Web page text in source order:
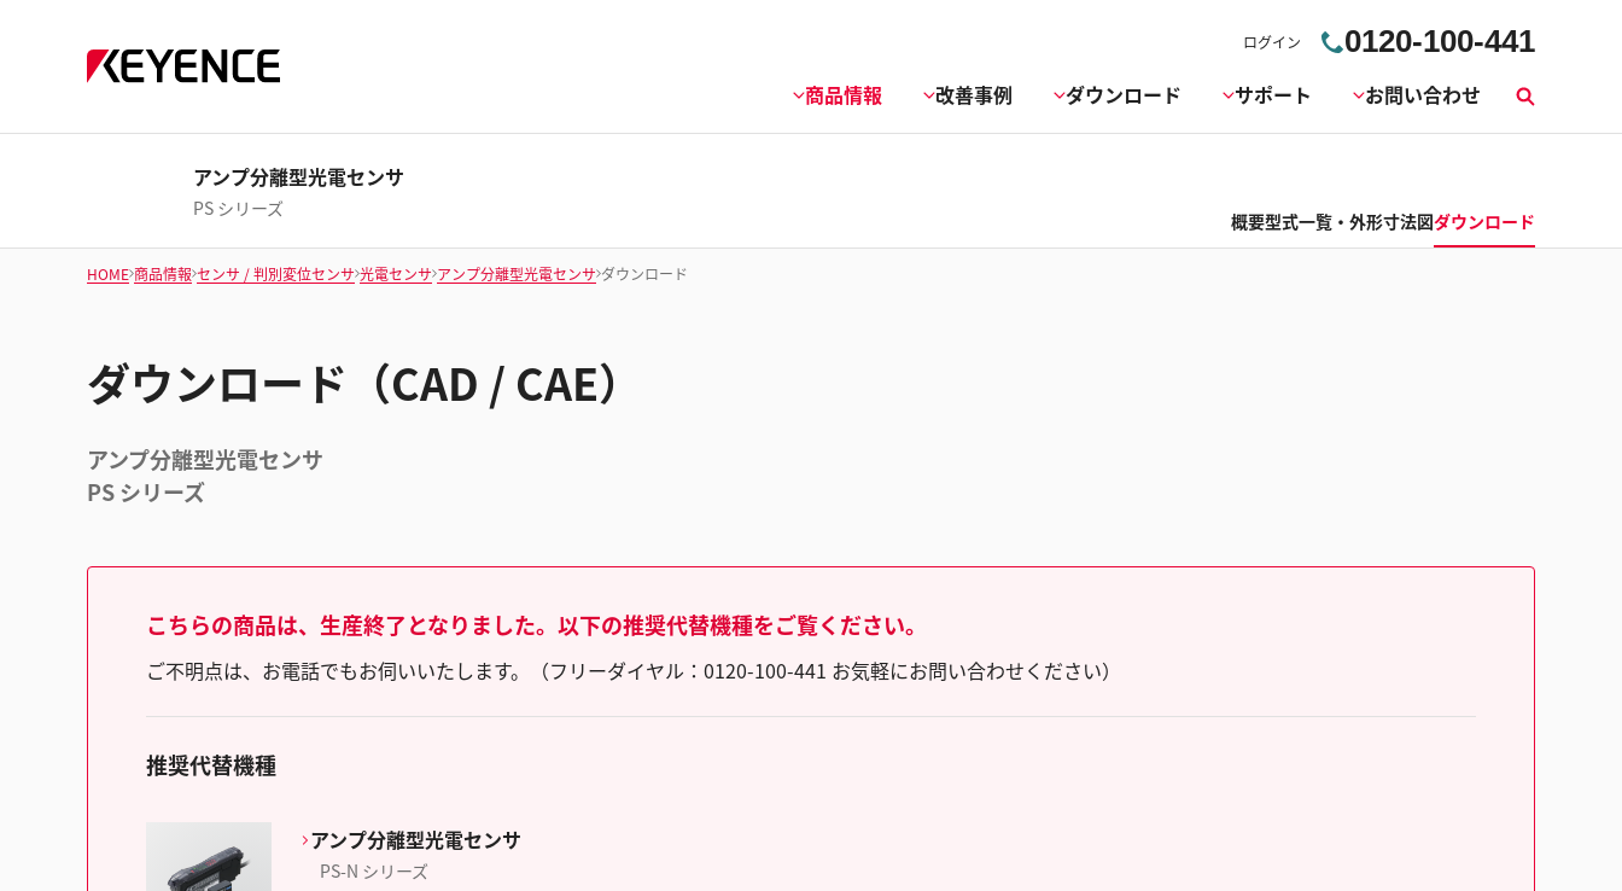
ログイン 0120-100-441
商品情報 改善事例 ダウンロード サポート お問い合わせ
索
アンプ分離型光電センサ
PS シリーズ
概要型式一覧・外形寸法図ダウンロード
HOME 商品情報 センサ / 判別変位センサ 光電センサ アンプ分離型光電センサ ダウンロード
ダウンロード（CAD / CAE）
アンプ分離型光電センサ
PS シリーズ
こちらの商品は、生産終了となりました。以下の推奨代替機種をご覧ください。
ご不明点は、お電話でもお伺いいたします。（フリーダイヤル：0120-100-441 お気軽にお問い合わせください）
推奨代替機種
アンプ分離型光電センサ
PS-N シリーズ